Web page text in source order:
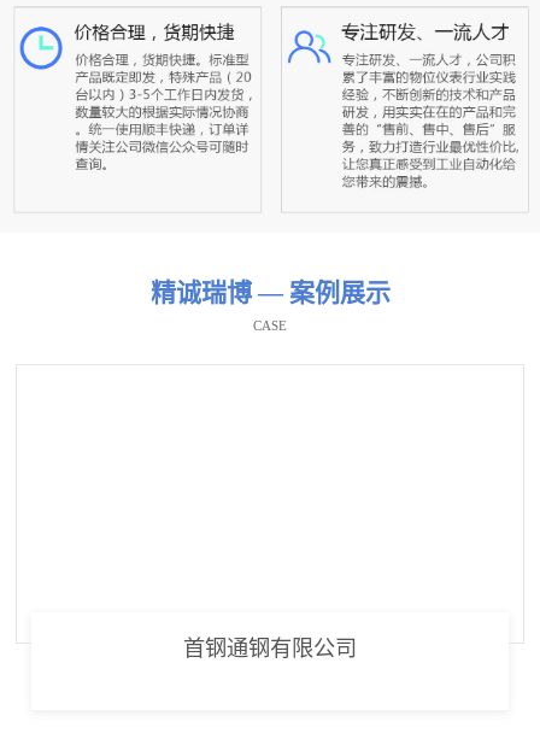
精诚瑞博 — 案例展示
CASE
首钢通钢有限公司